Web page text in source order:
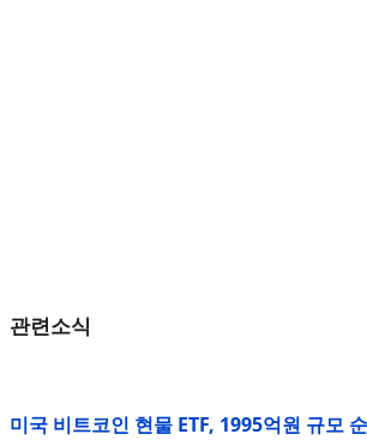
관련소식
미국 비트코인 현물 ETF, 1995억원 규모